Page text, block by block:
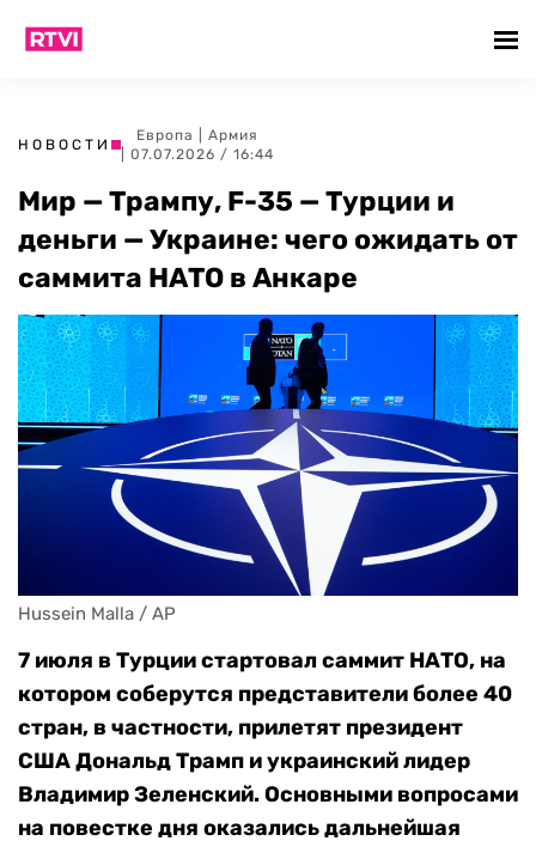
НОВОСТИ
Европа
Армия
| 07.07.2026 / 16:44
Мир — Трампу, F-35 — Турции и
деньги — Украине: чего ожидать от
саммита НАТО в Анкаре
Hussein Malla / AP
7 июля в Турции стартовал саммит НАТО, на
котором соберутся представители более 40
стран, в частности, прилетят президент
США Дональд Трамп и украинский лидер
Владимир Зеленский. Основными вопросами
на повестке дня оказались дальнейшая